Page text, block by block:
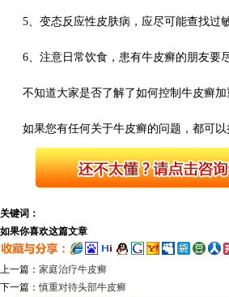
5、变态反应性皮肤病，应尽可能查找过
6、注意日常饮食，患有牛皮癣的朋友要
不知道大家是否了解了如何控制牛皮癣
如果您有任何关于牛皮癣的问题，都可
关键词：
如果你喜欢这篇文章
上一篇： 家庭治疗牛皮癣
下一篇：慎重对待头部牛皮癣